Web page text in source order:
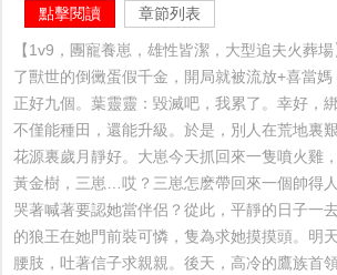
點擊閱讀 章節列表
【1v9，團寵養崽，雄性皆潔，大型追夫火葬
了獸世的倒黴蛋假千金，開局就被流放+喜當媽
正好九個。葉靈靈：毀滅吧，我累了。幸好，
不僅能種田，還能升級。於是，別人在荒地裏
花源裏歲月靜好。大崽今天抓回來一隻噴火雞
黃金樹，三崽…哎？三崽怎麽帶回來一個帥得
哭著喊著要認她當伴侶？從此，平靜的日子一
的狼王在她門前裝可憐，隻為求她摸摸頭。明
腰肢，吐著信子求親親。後天，高冷的鷹族首